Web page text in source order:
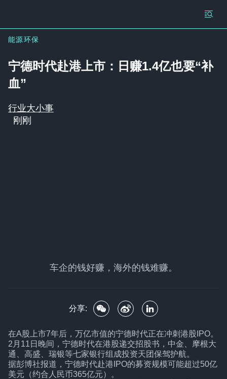
能源环保
宁德时代赴港上市：日赚1.4亿也要“补
血”
行业大小事
刚刚
车企的钱好赚，海外的钱难赚。
分享:
在A股上市7年后，万亿市值的宁德时代正在冲刺港股IPO。
2月11日晚间，宁德时代在港股递交招股书，中金、摩根大
通、高盛、瑞银等七家银行组成投资天团保驾护航。
据彭博社报道，宁德时代赴港IPO的募资规模可能超过50亿
美元（约合人民币365亿元）。